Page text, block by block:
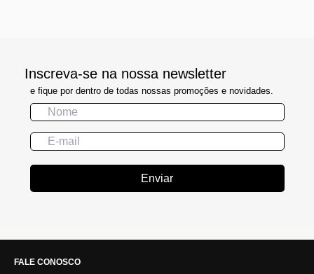
Inscreva-se na nossa newsletter
e fique por dentro de todas nossas promoções e novidades.
Enviar
FALE CONOSCO